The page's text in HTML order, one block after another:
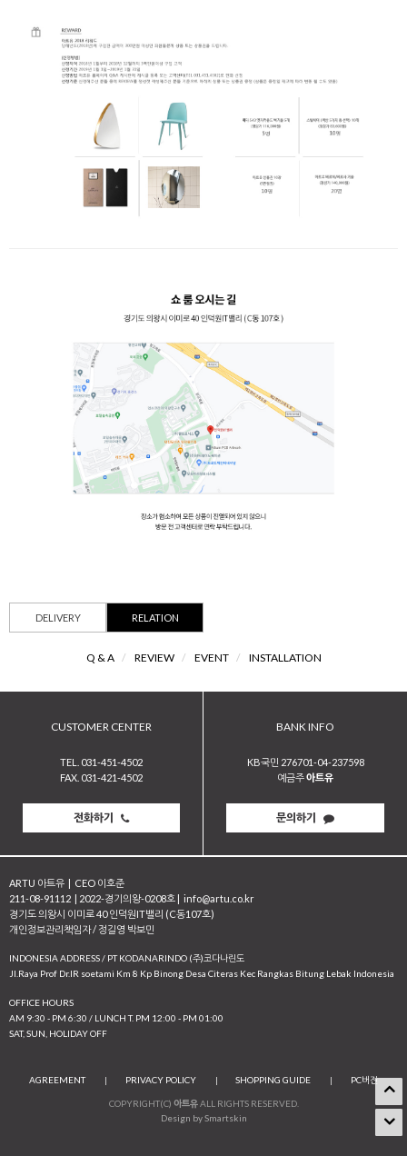
DELIVERY RELATION
Q & A / REVIEW / EVENT / INSTALLATION
CUSTOMER CENTER
TEL. 031-451-4502
FAX. 031-421-4502
전화하기
BANK INFO
KB국민 276701-04-237598
예금주아트유
문의하기
ARTU 아트유 | CEO 이호준
211-08-91112 | 2022-경기의왕-0208호 | info@artu.co.kr
경기도 의왕시 이미로 40 인덕원IT밸리 (C동107호)
개인정보관리책임자 / 정길영 박보민
INDONESIA ADDRESS / PT KODANARINDO (주)코다나린도
JI.Raya Prof Dr.IR soetami Km 8 Kp Binong Desa Citeras Kec Rangkas Bitung Lebak Indonesia
OFFICE HOURS
AM 9:30 - PM 6:30 / LUNCH T. PM 12:00 - PM 01:00
SAT, SUN, HOLIDAY OFF
AGREEMENT | PRIVACY POLICY | SHOPPING GUIDE | PC버전
COPYRIGHT(C) 아트유ALL RIGHTS RESERVED.